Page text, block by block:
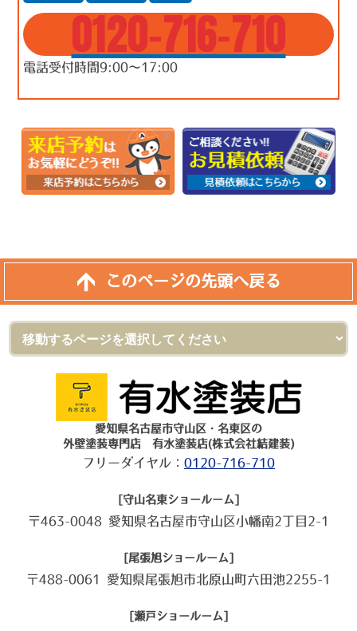
0120-716-710
電話受付時間9:00～17:00
このページの先頭へ戻る
愛知県名古屋市守山区・名東区の
外壁塗装専門店 有水塗装店(株式会社結建装)
フリーダイヤル： 0120-716-710
[守山名東ショールーム]
〒463-0048 愛知県名古屋市守山区小幡南2丁目2-1
[尾張旭ショールーム]
〒488-0061 愛知県尾張旭市北原山町六田池2255-1
[瀬戸ショールーム]